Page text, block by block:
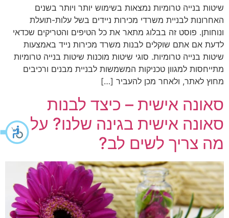
שיטות בנייה טרומיות נמצאות בשימוש יותר ויותר בשנים
האחרונות לבניית משרדי מכירות ניידים בשל עלות-תועלת
ונוחותן. פוסט זה בבלוג מתאר את כל הטיפים והטריקים שכדאי
לדעת אם אתם שוקלים לבנות משרד מכירות נייד באמצעות
שיטות בנייה טרומיות. סוגי שיטות מוכנות שיטות בנייה טרומיות
מתייחסות למגוון טכניקות המשמשות לבניית מבנים ורכיבים
מחוץ לאתר, ולאחר מכן להעביר […]
סאונה אישית – כיצד לבנות
סאונה אישית בגינה שלנו? על
מה צריך לשים לב?